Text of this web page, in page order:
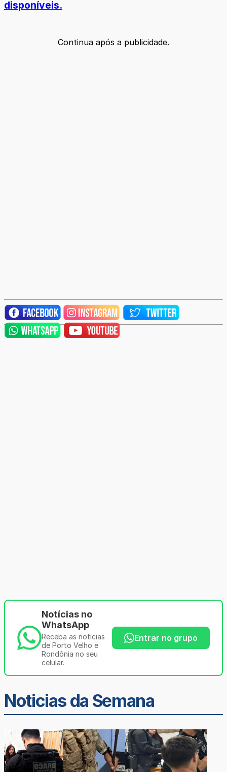
disponíveis.
Continua após a publicidade.
Notícias no
WhatsApp
Receba as notícias
de Porto Velho e
Rondônia no seu
celular.
Entrar no grupo
Noticias da Semana